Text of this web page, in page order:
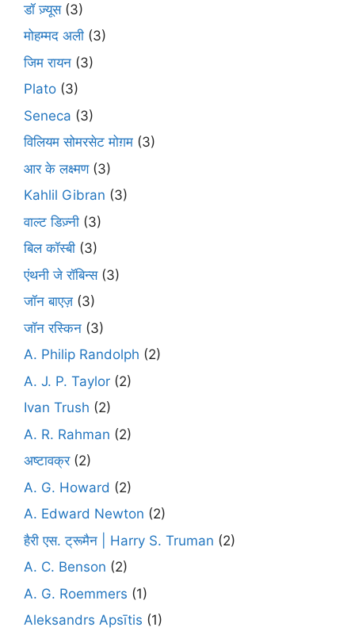
डॉ ज़्यूस(3)
मोहम्मद अली (3)
जिम रायन (3)
Plato (3)
Seneca (3)
विलियम सोमरसेट मोग़म (3)
आर के लक्ष्मण(3)
Kahlil Gibran (3)
वाल्ट डिज़्नी (3)
बिल कॉस्बी (3)
एंथनी जे रॉबिन्स(3)
जॉन बाएज़ (3)
जॉन रस्किन (3)
A. Philip Randolph (2)
A. J. P. Taylor (2)
Ivan Trush (2)
A. R. Rahman (2)
अष्टावक्र(2)
A. G. Howard (2)
A. Edward Newton (2)
हैरी एस. ट्रूमैन | Harry S. Truman (2)
A. C. Benson (2)
A. G. Roemmers (1)
Aleksandrs Apsītis (1)